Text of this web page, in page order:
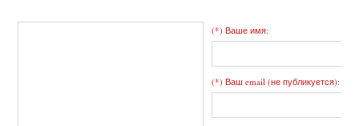
(*) Ваше имя:
(*) Ваш email (не публикуется):